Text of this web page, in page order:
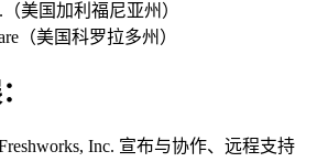
（美国加利福尼亚州）
（美国科罗拉多州）
Inc. 宣布与协作、远程支持